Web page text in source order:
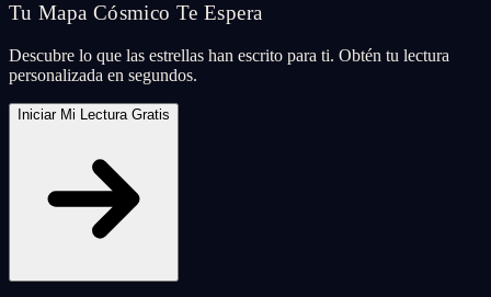
Tu Mapa Cósmico Te Espera
Descubre lo que las estrellas han escrito para ti. Obtén tu lectura
personalizada en segundos.
Iniciar Mi Lectura Gratis